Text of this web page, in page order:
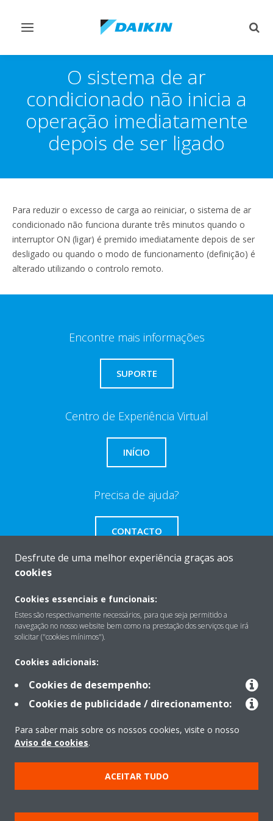
Comutar
O sistema de ar
condicionado não inicia a
operação imediatamente
depois de ser ligado
Para reduzir o excesso de carga ao reiniciar, o sistema de ar
condicionado não funciona durante três minutos quando o
interruptor ON (ligar) é premido imediatamente depois de ser
desligado ou quando o modo de funcionamento (definição) é
alterado utilizando o controlo remoto.
Encontre mais informações
SUPORTE
Centro de Experiência Virtual
INÍCIO
Precisa de ajuda?
CONTACTO
Sobre
Contacto
Produtos
Copyright © Daikin
Aviso Legal
Aviso de cookies Política de Proteção de Dados
Desfrute de uma melhor experiência graças aos
cookies
Cookies essenciais e funcionais:
Estes são respectivamente necessários, para que seja permitido a
navegação no nosso website bem como na prestação dos serviços que irá
solicitar ("cookies mínimos").
Cookies adicionais:
Cookies de desempenho:
Cookies de publicidade / direcionamento:
Para saber mais sobre os nossos cookies, visite o nosso
Aviso de cookies.
ACEITAR TUDO